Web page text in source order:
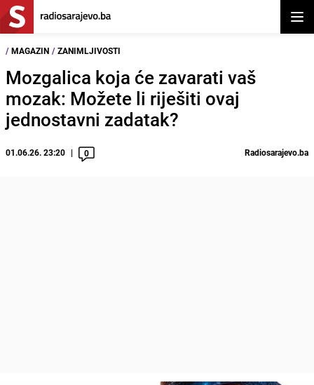
/ MAGAZIN / ZANIMLJIVOSTI
Mozgalica koja će zavarati vaš
mozak: Možete li riješiti ovaj
jednostavni zadatak?
01.06.26. 23:20 0 Radiosarajevo.ba